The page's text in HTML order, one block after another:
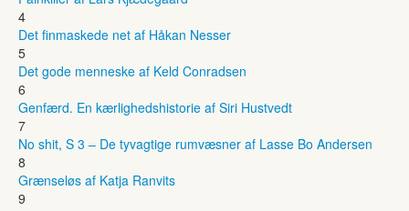
4
Det finmaskede net af Håkan Nesser
5
Det gode menneske af Keld Conradsen
6
Genfærd. En kærlighedshistorie af Siri Hustvedt
7
No shit, S 3 – De tyvagtige rumvæsner af Lasse Bo Andersen
8
Grænseløs af Katja Ranvits
9